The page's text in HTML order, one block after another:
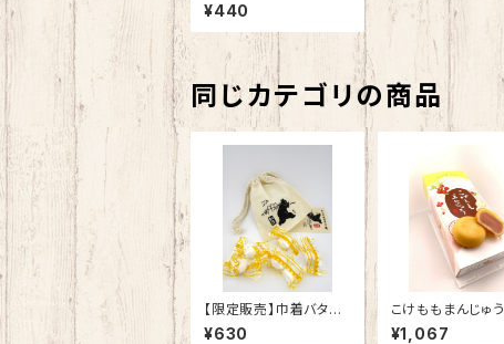
¥440
同じカテゴリの商品
【限定販売】巾着バター
飴
¥630
こけももまんじゅう
¥1,067